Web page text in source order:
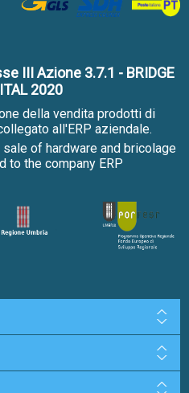
III Azione 3.7.1 - BRIDGE
2020
della vendita prodotti di
all'ERP aziendale.
of hardware and bricolage
to the company ERP